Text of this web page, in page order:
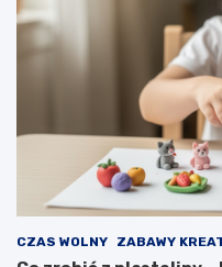
CZAS WOLNY ZABAWY